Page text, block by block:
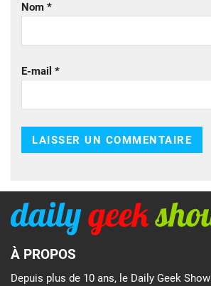
Nom *
E-mail *
À PROPOS
Depuis plus de 10 ans, le Daily Geek